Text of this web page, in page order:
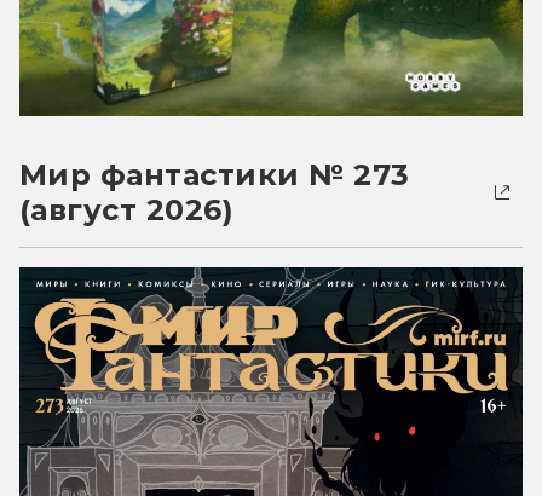
Мир фантастики № 273
(август 2026)